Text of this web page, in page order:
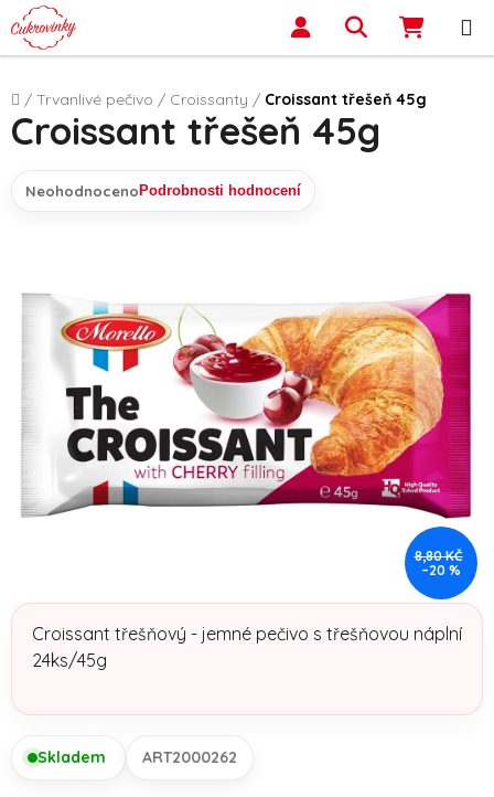
Přejít na obsah Hledat
Domů
/ Trvanlivé pečivo / Croissanty / Croissant třešeň 45g
Croissant třešňový - jemné pečivo s třešňovou náplní
24ks/45g
Skladem ART2000262
Croissant třešeň 45g
Průměrné hodnocení produktu je 0,0 z 5 hvězdiček.
Neohodnoceno Podrobnosti hodnocení
8,80 KČ
–20 %